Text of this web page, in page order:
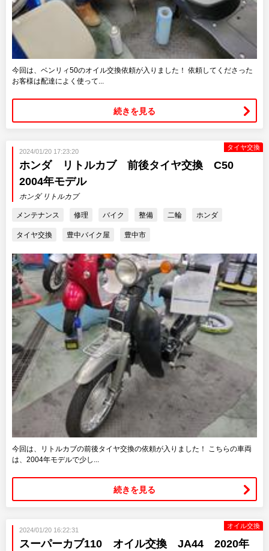
今回は、ベンリィ50のオイル交換依頼が入りました！ 依頼してくださった
お客様は配達によく使って...
続きを見る
タイヤ交換
2024/01/20 17:23:20
ホンダ リトルカブ 前後タイヤ交換 C50
2004年モデル
ホンダ リトルカブ
メンテナンス 修理 バイク 整備 二輪 ホンダ
タイヤ交換 豊中バイク屋 豊中市
今回は、リトルカブの前後タイヤ交換の依頼が入りました！ こちらの車両
は、2004年モデルで少し...
続きを見る
オイル交換
2024/01/20 16:22:31
スーパーカブ110 オイル交換 JA44 2020年